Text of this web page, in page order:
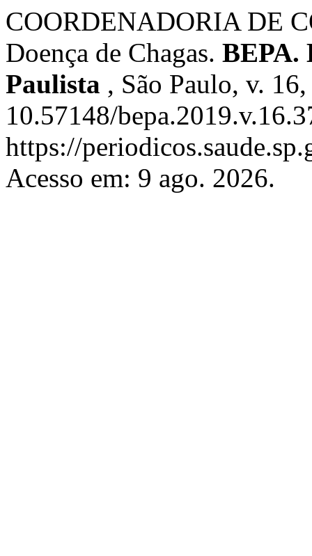
COORDENADORIA DE
Doença de Chagas. BEPA.
Paulista , São Paulo, v.
10.57148/
https://
Acesso em: 9 ago. 2026.